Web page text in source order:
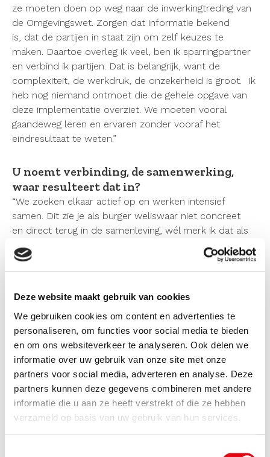
Deze website maakt gebruik van cookies
We gebruiken cookies om content en advertenties te
personaliseren, om functies voor social media te bieden
en om ons websiteverkeer te analyseren. Ook delen we
informatie over uw gebruik van onze site met onze
partners voor social media, adverteren en analyse. Deze
partners kunnen deze gegevens combineren met andere
informatie die u aan ze heeft verstrekt of die ze hebben
verzameld op basis van uw gebruik van hun services.
ze moeten doen op weg naar de inwerkingtreding van
de Omgevingswet. Zorgen dat informatie bekend
is, dat de partijen in staat zijn om zelf keuzes te
maken. Daartoe overleg ik veel, ben ik sparringpartner
en verbind ik partijen. Dat is belangrijk, want de
complexiteit, de werkdruk, de onzekerheid is groot. Ik
heb nog niemand ontmoet die de gehele opgave van
deze implementatie overziet. We moeten vooral
gaandeweg leren en ervaren zonder vooraf het
eindresultaat te weten.”
U noemt verbinding, de samenwerking,
waar resulteert dat in?
“We zoeken elkaar actief op en werken intensief
samen. Dit zie je als burger weliswaar niet concreet
en direct terug in de samenleving, wél merk ik dat als
in het besluitvormingsproces iets wringt, dat
je dan onderling sneller doorvraagt als je elkaar kent.
Dit versterkt weer de kwaliteit
overheidsorganisaties. Dáár zit wat mij betreft winst in.
Want de Omgevingswet vraagt dat we – beter dan tot
nu toe – elkaar opzoeken, sneller tot besluitvorming
komen. Als je nu al samenwerkt, mensen kent, bouw je
samen een netwerk op met gemeenten, waterschap
et cetera waar we straks allemaal de vruchten van
plukken.”
Waarin zit dan specifiek uw aandeel?